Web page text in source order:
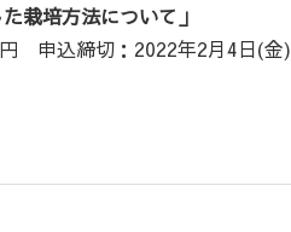
栽培方法について」
申込締切：2022年2月4日(金)